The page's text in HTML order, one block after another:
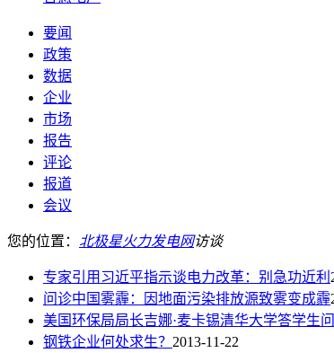
要闻
政策
数据
企业
市场
报告
评论
报道
会议
您的位置： 北极星火力发电网访谈
专家引用习近平指示谈电力改革：别急功近利
问诊中国雾霾：因地面污染排放源致雾变成霾
美国环保局局长吉娜·麦卡锡清华大学答学生问
钢铁企业何处求生？ 2013-11-22